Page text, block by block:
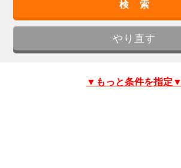
▼もっと条件を指定▼